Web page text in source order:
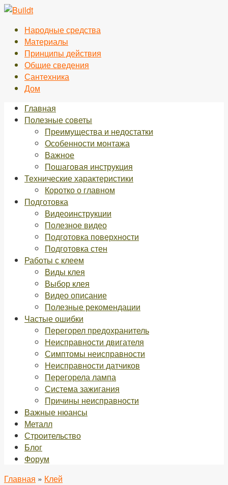
Перейти
контентуНародные средства
Материалы
Принципы действия
Общие сведения
Сантехника
Дом
Главная
Полезные советы
Преимущества и недостатки
Особенности монтажа
Важное
Пошаговая инструкция
Технические характеристики
Коротко о главном
Подготовка
Видеоинструкции
Полезное видео
Подготовка поверхности
Подготовка стен
Работы с клеем
Виды клея
Выбор клея
Видео описание
Полезные рекомендации
Частые ошибки
Перегорел предохранитель
Неисправности двигателя
Симптомы неисправности
Неисправности датчиков
Перегорела лампа
Система зажигания
Причины неисправности
Важные нюансы
Металл
Строительство
Блог
Форум
Главная » Клей